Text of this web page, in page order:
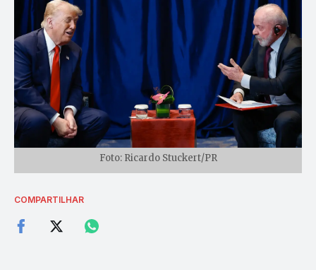
Foto: Ricardo Stuckert/PR
COMPARTILHAR